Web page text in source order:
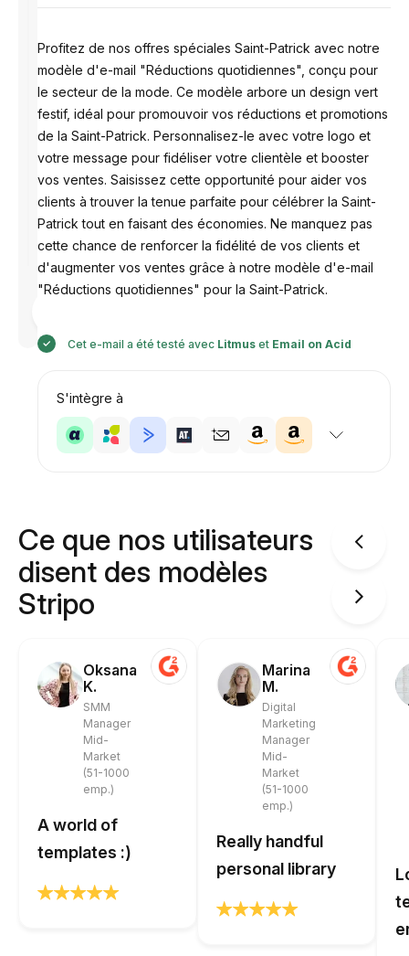
Profitez de nos offres spéciales Saint-Patrick avec notre
modèle d'e-mail "Réductions quotidiennes", conçu pour
le secteur de la mode. Ce modèle arbore un design vert
festif, idéal pour promouvoir vos réductions et promotions
de la Saint-Patrick. Personnalisez-le avec votre logo et
votre message pour fidéliser votre clientèle et booster
vos ventes. Saisissez cette opportunité pour aider vos
clients à trouver la tenue parfaite pour célébrer la Saint-
Patrick tout en faisant des économies. Ne manquez pas
cette chance de renforcer la fidélité de vos clients et
d'augmenter vos ventes grâce à notre modèle d'e-mail
"Réductions quotidiennes" pour la Saint-Patrick.
Cet e-mail a été testé avec Litmus et Email on Acid
S'intègre à
Ce que nos utilisateurs
disent des modèles
Stripo
Oksana
K.
SMM
Manager
Mid-
Market
(51-1000
emp.)
A world of
templates :)
Marina
M.
Digital
Marketing
Manager
Mid-
Market
(51-1000
emp.)
Really handful
personal library